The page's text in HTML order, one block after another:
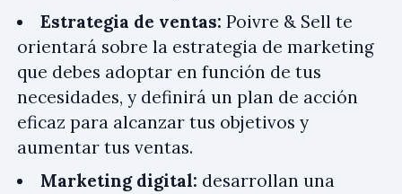
Estrategia de ventas: Poivre & Sell te
orientará sobre la estrategia de marketing
que debes adoptar en función de tus
necesidades, y definirá un plan de acción
eficaz para alcanzar tus objetivos y
aumentar tus ventas.
Marketing digital: desarrollan una